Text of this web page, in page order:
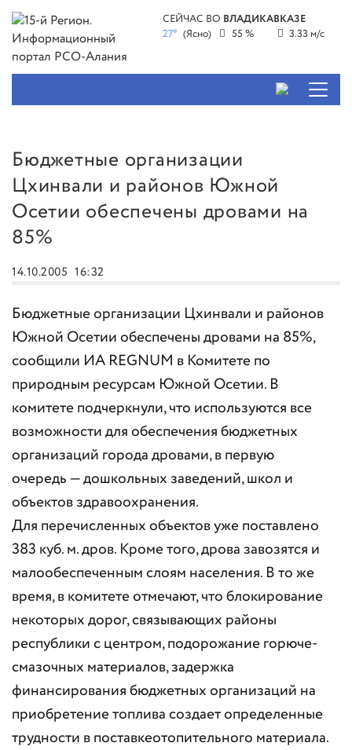
СЕЙЧАС ВО ВЛАДИКАВКАЗЕ
27° (Ясно) 55 % 3.33 м/с
Бюджетные организации
Цхинвали и районов Южной
Осетии обеспечены дровами на
85%
14.10.2005 16:32
Бюджетные организации Цхинвали и районов
Южной Осетии обеспечены дровами на 85%,
сообщили ИА REGNUM в Комитете по
природным ресурсам Южной Осетии. В
комитете подчеркнули, что используются все
возможности для обеспечения бюджетных
организаций города дровами, в первую
очередь — дошкольных заведений, школ и
объектов здравоохранения.
Для перечисленных объектов уже поставлено
383 куб. м. дров. Кроме того, дрова завозятся и
малообеспеченным слоям населения. В то же
время, в комитете отмечают, что блокирование
некоторых дорог, связывающих районы
республики с центром, подорожание горюче-
смазочных материалов, задержка
финансирования бюджетных организаций на
приобретение топлива создает определенные
трудности в поставкeотопительного материала.